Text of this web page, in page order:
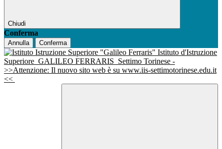
Chiudi
Conferma
Annulla Conferma
Istituto d'Istruzione
Superiore GALILEO FERRARIS Settimo Torinese -
>>Attenzione: Il nuovo sito web è su www.iis-settimotorinese.edu.it
<<